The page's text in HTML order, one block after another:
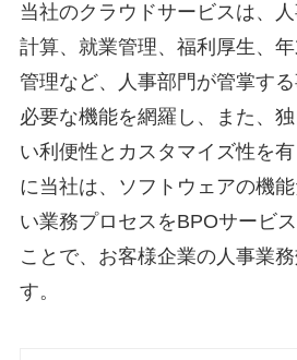
当社のクラウドサービスは、
計算、就業管理、福利厚生、
管理など、人事部門が管掌す
必要な機能を網羅し、また、
い利便性とカスタマイズ性を
に当社は、ソフトウェアの機
い業務プロセスをBPOサービ
ことで、お客様企業の人事業
す。